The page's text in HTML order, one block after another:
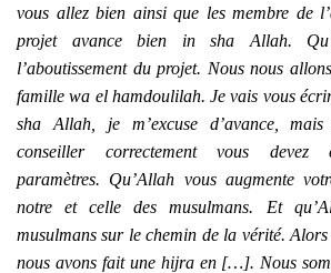
vous allez bien ainsi que les membre de
projet avance bien in sha Allah.
l’aboutissement du projet. Nous nous
famille wa el hamdoulilah. Je vais vous
sha Allah, je m’excuse d’avance,
conseiller correctement vous
paramètres. Qu’Allah vous augmente
notre et celle des musulmans. Et
musulmans sur le chemin de la vérité. Alors
nous avons fait une hijra en […]. Nous